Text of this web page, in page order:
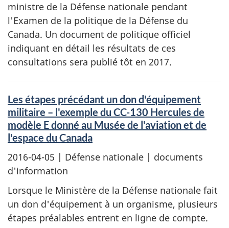
ministre de la Défense nationale pendant
l'Examen de la politique de la Défense du
Canada. Un document de politique officiel
indiquant en détail les résultats de ces
consultations sera publié tôt en 2017.
Les étapes précédant un don d'équipement
militaire – l'exemple du CC-130 Hercules de
modèle E donné au Musée de l'aviation et de
l'espace du Canada
2016-04-05 | Défense nationale | documents
d'information
Lorsque le Ministère de la Défense nationale fait
un don d'équipement à un organisme, plusieurs
étapes préalables entrent en ligne de compte.